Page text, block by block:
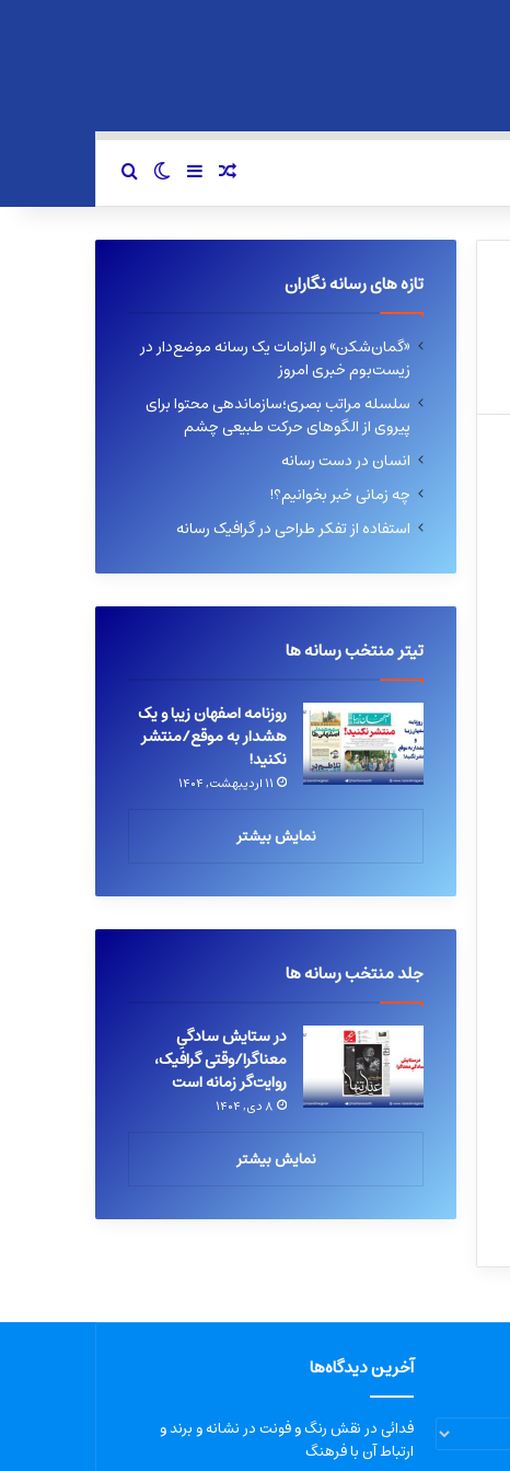
نوشته تصادفی
سایدبارتغییر پوسته
تازه های رسانه نگاران
«گمان‌شکن» و الزامات یک رسانه موضع‌دار در
زیست‌بوم خبری امروز
سلسله مراتب بصری؛سازماندهی محتوا برای
پیروی از الگوهای حرکت طبیعی چشم
انسان در دست رسانه
چه زمانی خبر بخوانیم؟!
استفاده از تفکر طراحی در گرافیک رسانه
تیتر منتخب رسانه ها
روزنامه اصفهان زیبا و یک
هشدار به موقع/منتشر
نکنید!
۱۱ اردیبهشت, ۱۴۰۴
نمایش بیشتر
جلد منتخب رسانه ها
در ستایش سادگیِ
معناگرا/وقتی گرافیک،
روایت‌گر زمانه است
۸ دی, ۱۴۰۴
نمایش بیشتر
آخرین دیدگاه‌ها
فدائیدرنقش رنگ و فونت در نشانه و برند و
ارتباط آن با فرهنگ